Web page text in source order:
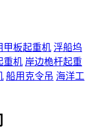
甲板起重机 浮船坞
重机 岸边桅杆起重
船用克令吊 海洋工